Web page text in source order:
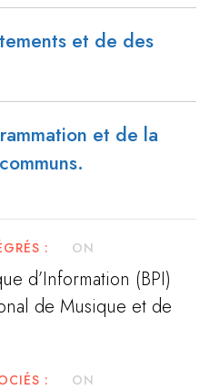
et de des
et de la
: ON
d’Information (BPI)
de Musique et de
: ON